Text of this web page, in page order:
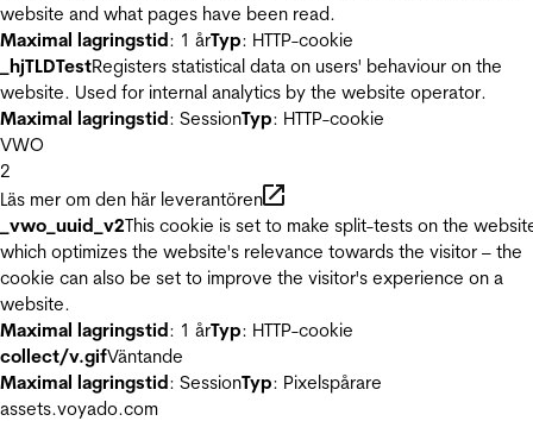
website and what pages have been read.
Maximal lagringstid: 1 årTyp: HTTP-cookie
_hjTLDTestRegisters statistical data on users' behaviour on the
website. Used for internal analytics by the website operator.
Maximal lagringstid: SessionTyp: HTTP-cookie
VWO
2
Läs mer om den här leverantören
_vwo_uuid_v2This cookie is set to make split-tests on the
which optimizes the website's relevance towards the visitor – the
cookie can also be set to improve the visitor's experience on a
website.
Maximal lagringstid: 1 årTyp: HTTP-cookie
collect/v.gifVäntande
Maximal lagringstid: SessionTyp: Pixelspårare
assets.voyado.com